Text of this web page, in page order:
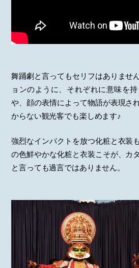
舞踊劇と言ってもセリフはありませ
ョンのように、それぞれに意味を
や、顔の表情によって物語が表現さ
からない観光客でも楽しめます♪
強烈なインパクトを放つ化粧と衣装
の色鮮やかな化粧と衣装こそが、カ
と言っても過言ではありません。